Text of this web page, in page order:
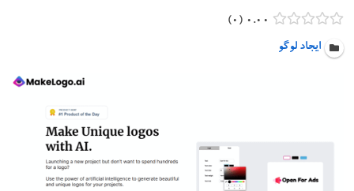
www.hooshtaak.ir
۰.۰۰ ۰
ایجاد لوگو